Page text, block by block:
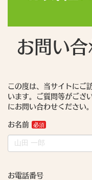
お問い
この度は、当サイトにご
います。ご質問等がござ
にお問い合わせください。
お名前
お電話番号